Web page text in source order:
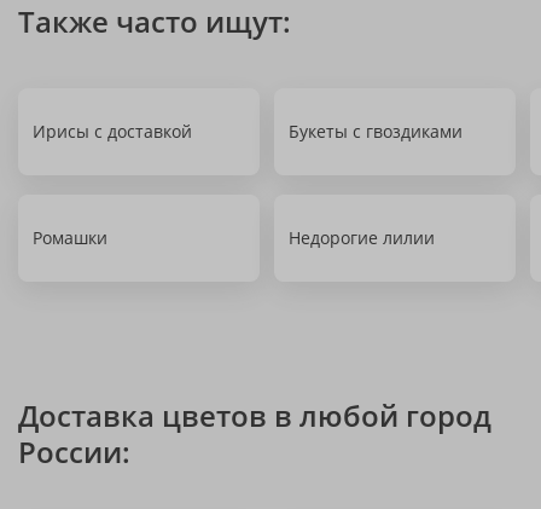
Также часто ищут:
Ирисы с доставкой Букеты с гвоздиками
Ромашки Недорогие лилии
Доставка цветов в любой город
России: